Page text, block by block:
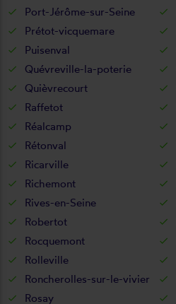
Port-Jérôme-sur-Seine
Prétot-vicquemare
Puisenval
Quévreville-la-poterie
Quièvrecourt
Raffetot
Réalcamp
Rétonval
Ricarville
Richemont
Rives-en-Seine
Robertot
Rocquemont
Rolleville
Roncherolles-sur-le-vivier
Rosay